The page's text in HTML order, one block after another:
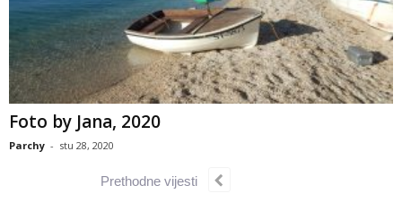
Foto by Jana, 2020
Parchy - stu 28, 2020
Prethodne vijesti